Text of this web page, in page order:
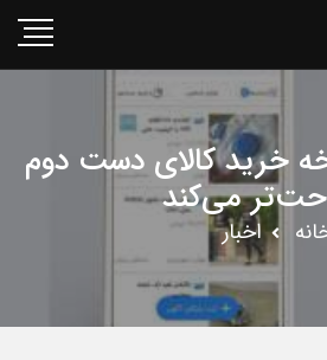
خرید کالای دست دوم
می‌کند
اخبار